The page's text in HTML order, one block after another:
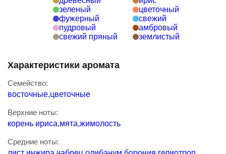
древесный
зеленый
фужерный
свежий пряный
ирис
цветочный
свежий
Характеристики аромата
Семейство:
восточные
цветочные
Верхние ноты: